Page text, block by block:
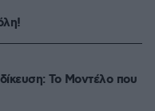
Το Mοντέλο που